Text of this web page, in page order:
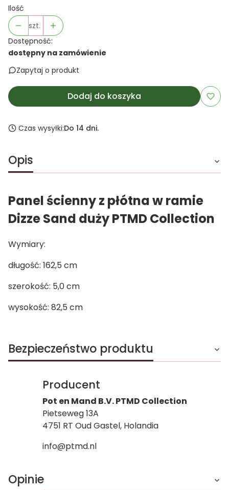
Ilość
szt.
Dostępność:
dostępny na zamówienie
Zapytaj o produkt
Dodaj do koszyka
Czas wysyłki:Do 14 dni.
Opis
Panel ścienny z płótna w ramie
Dizze Sand duży PTMD Collection
Wymiary:
długość: 162,5 cm
szerokość: 5,0 cm
wysokość: 82,5 cm
Bezpieczeństwo produktu
Producent
Pot en Mand B.V. PTMD Collection
Pietseweg 13A
4751 RT Oud Gastel, Holandia
info@ptmd.nl
Opinie